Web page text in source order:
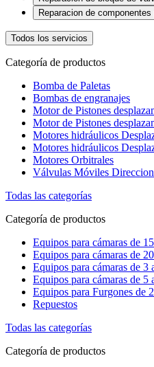
Reparacion de
Todos los servicios
Categoría de productos
Bomba de Paletas
Bombas de engranajes
Motor de Pistones
Motor de Pistones
Motores hidráulicos
Motores hidráulicos
Motores Orbitrales
Válvulas Móviles
Todas las categorías
Categoría de productos
Equipos para cámaras de
Equipos para cámaras de
Equipos para cámaras de 3
Equipos para cámaras de 5
Equipos para Furgones de
Repuestos
Todas las categorías
Categoría de productos